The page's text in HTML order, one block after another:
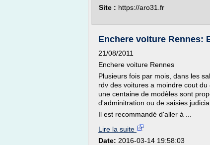
Site : https://aro31.fr
Enchere voiture Rennes:
21/08/2011
Enchere voiture Rennes
Plusieurs fois par mois, dans les
rdv des voitures a moindre cout
une centaine de modèles sont
d'adminitration ou de saisies
Il est recommandé d'aller à ...
Lire la suite
Date: 2016-03-14 19:58:03